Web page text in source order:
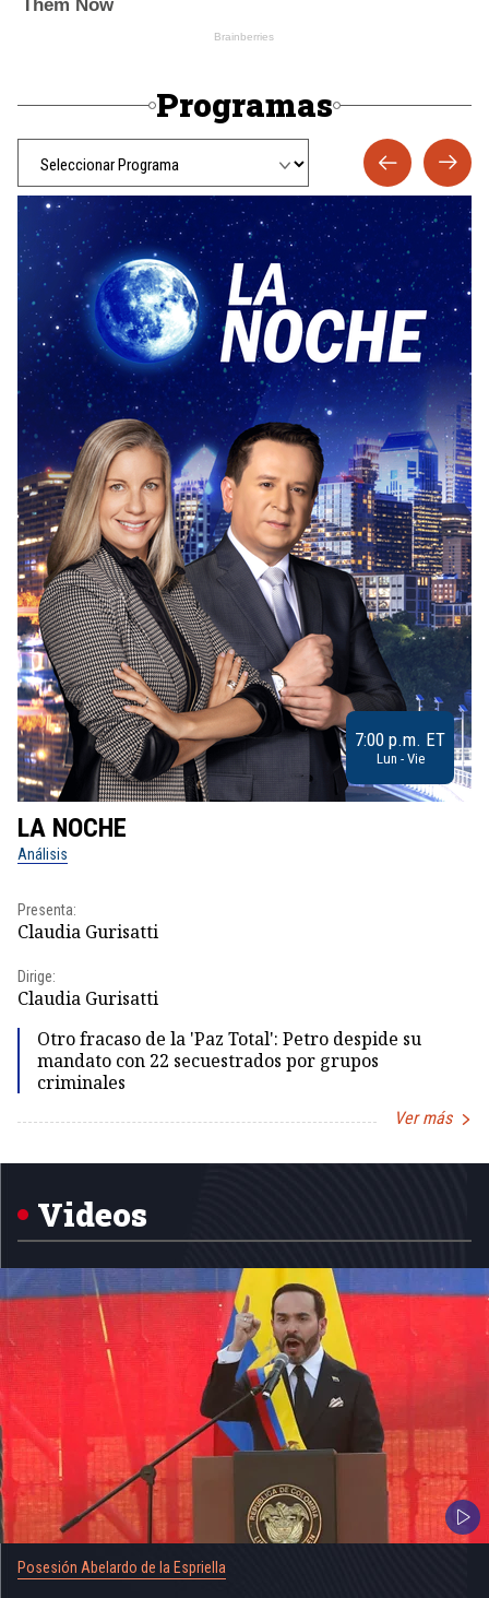
Programas
7:00 p.m. ET
Lun - Vie
LA NOCHE
Análisis
Presenta:
Claudia Gurisatti
Dirige:
Claudia Gurisatti
Otro fracaso de la 'Paz Total': Petro despide su
mandato con 22 secuestrados por grupos
criminales
Ver más
1
Videos
Posesión Abelardo de la Espriella